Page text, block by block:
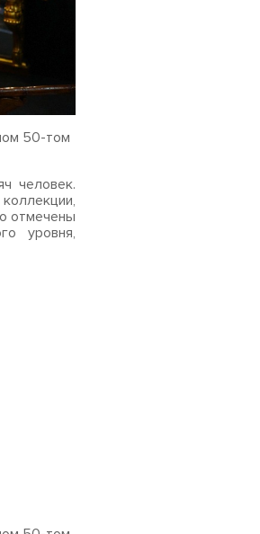
50-том
человек.
отмечены
уровня,